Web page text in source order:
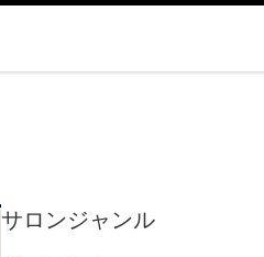
サロンジャンル